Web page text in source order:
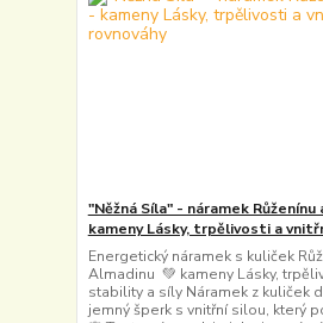
"Něžná Síla" - náramek Růženínu
kameny Lásky, trpělivosti a
Energetický náramek s kuliček
Almadinu 💚 kameny Lásky,
stability a síly Náramek z kuliček
jemný šperk s vnitřní silou, který